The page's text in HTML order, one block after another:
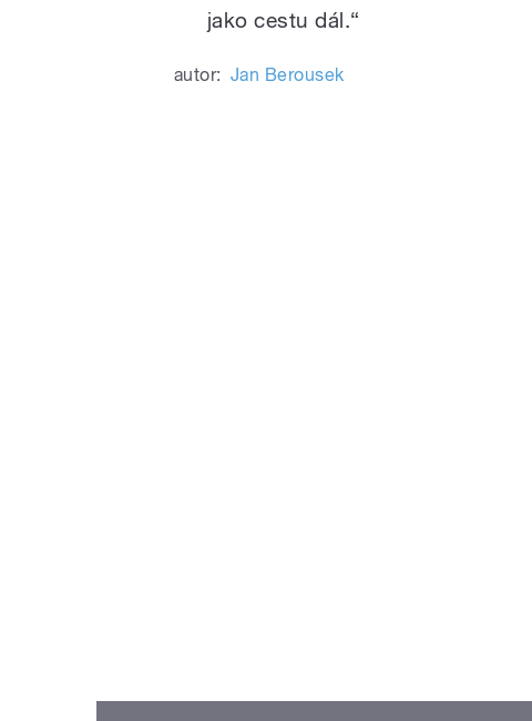
jako cestu dál.“
autor: Jan Berousek